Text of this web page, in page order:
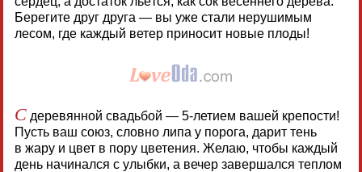
Берегите друг друга — вы уже стали нерушимым
лесом, где каждый ветер приносит новые плоды!
Сдеревянной свадьбой — 5-летием вашей крепости!
Пусть ваш союз, словно липа у порога, дарит тень
в жару и цвет в пору цветения. Желаю, чтобы каждый
день начинался с улыбки, а вечер завершался теплом